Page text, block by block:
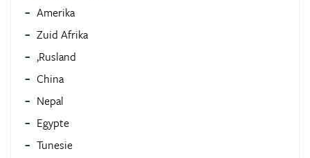
Amerika
Zuid Afrika
,Rusland
China
Nepal
Egypte
Tunesie